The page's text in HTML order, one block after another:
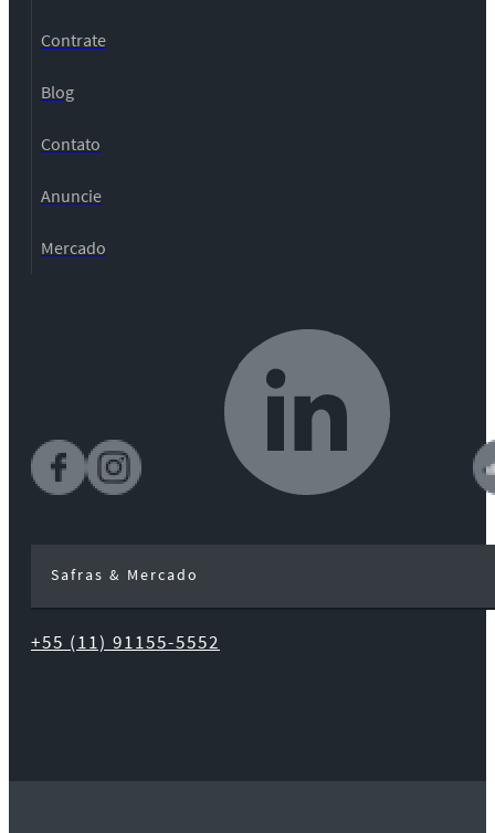
Contrate
Blog
Contato
Anuncie
Mercado
Safras & Mercado
+55 (11) 91155-5552